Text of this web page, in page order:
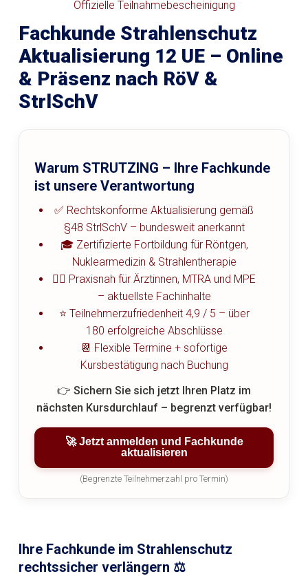
Offizielle Teilnahmebescheinigung
Fachkunde Strahlenschutz
Aktualisierung 12 UE – Online
& Präsenz nach RöV &
StrlSchV
Warum STRUTZING – Ihre Fachkunde
ist unsere Verantwortung
✅ Rechtskonforme Aktualisierung gemäß
§48 StrlSchV – bundesweit anerkannt
🎓 Zertifizierte Fortbildung für Röntgen,
Nuklearmedizin & Strahlentherapie
👩‍⚕️ Praxisnah für Ärztinnen, MTRA und MPE
– aktuellste Fachinhalte
⭐ Teilnehmerzufriedenheit 4,9 / 5 – über
180 erfolgreiche Abschlüsse
📆 Flexible Termine + sofortige
Kursbestätigung nach Buchung
👉 Sichern Sie sich jetzt Ihren Platz im
nächsten Kursdurchlauf – begrenzt verfügbar!
🚀 Jetzt anmelden und Fachkunde
aktualisieren
(Begrenzte Teilnehmerzahl pro Termin)
Ihre Fachkunde im Strahlenschutz
rechtssicher verlängern ⚖️